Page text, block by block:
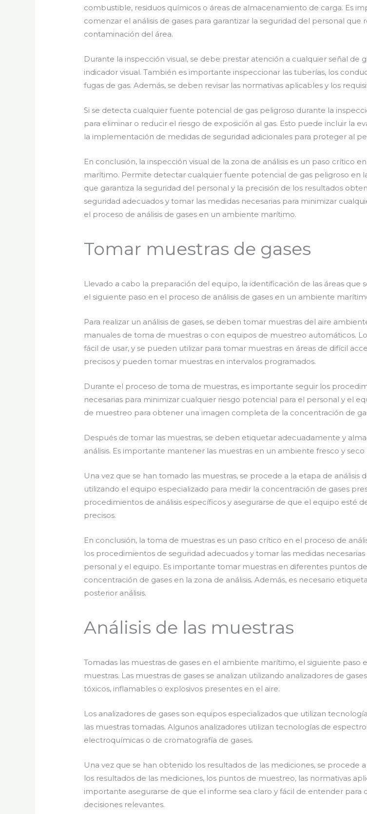
combustible, residuos químicos o áreas de almacenamiento de carga. Es
comenzar el análisis de gases para garantizar la seguridad del personal
contaminación del área.
Durante la inspección visual, se debe prestar atención a cualquier señal
indicador visual. También es importante inspeccionar las tuberías, los
fugas de gas. Además, se deben revisar las normativas aplicables y los
Si se detecta cualquier fuente potencial de gas peligroso durante la
para eliminar o reducir el riesgo de exposición al gas. Esto puede incluir la
la implementación de medidas de seguridad adicionales para proteger al
En conclusión, la inspección visual de la zona de análisis es un paso crítico
marítimo. Permite detectar cualquier fuente potencial de gas peligroso en
que garantiza la seguridad del personal y la precisión de los resultados
seguridad adecuados y tomar las medidas necesarias para minimizar
el proceso de análisis de gases en un ambiente marítimo.
Tomar muestras de gases
Llevado a cabo la preparación del equipo, la identificación de las áreas que
el siguiente paso en el proceso de análisis de gases en un ambiente
Para realizar un análisis de gases, se deben tomar muestras del aire
manuales de toma de muestras o con equipos de muestreo automáticos.
fácil de usar, y se pueden utilizar para tomar muestras en áreas de difícil
precisos y pueden tomar muestras en intervalos programados.
Durante el proceso de toma de muestras, es importante seguir los
necesarias para minimizar cualquier riesgo potencial para el personal y el
de muestreo para obtener una imagen completa de la concentración de
Después de tomar las muestras, se deben etiquetar adecuadamente y
análisis. Es importante mantener las muestras en un ambiente fresco y
Una vez que se han tomado las muestras, se procede a la etapa de análisis
utilizando el equipo especializado para medir la concentración de gases
procedimientos de análisis específicos y asegurarse de que el equipo esté
precisos.
En conclusión, la toma de muestras es un paso crítico en el proceso de
los procedimientos de seguridad adecuados y tomar las medidas
personal y el equipo. Es importante tomar muestras en diferentes puntos
concentración de gases en la zona de análisis. Además, es necesario
posterior análisis.
Análisis de las muestras
Tomadas las muestras de gases en el ambiente marítimo, el siguiente paso
muestras. Las muestras de gases se analizan utilizando analizadores de
tóxicos, inflamables o explosivos presentes en el aire.
Los analizadores de gases son equipos especializados que utilizan
las muestras tomadas. Algunos analizadores utilizan tecnologías de
electroquímicas o de cromatografía de gases.
Una vez que se han obtenido los resultados de las mediciones, se procede
los resultados de las mediciones, los puntos de muestreo, las normativas
importante asegurarse de que el informe sea claro y fácil de entender
decisiones relevantes.